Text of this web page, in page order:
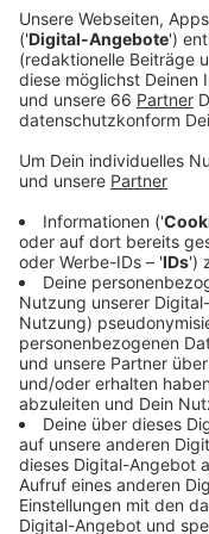
Anzeige
Ein Tag für die
Anzeige
In den USA wird
gefeiert – also der
es etwas, das
Hunde? Ob tapsig,
– Welpen schaffen
kurzen Moment
Anzeige
Gute Laune auf